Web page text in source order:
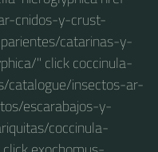
cnidos-y-crust-
catarinas-y-
" click coccinula-
catalogue/insectos-ar-
escarabajos-y-
coccinula-